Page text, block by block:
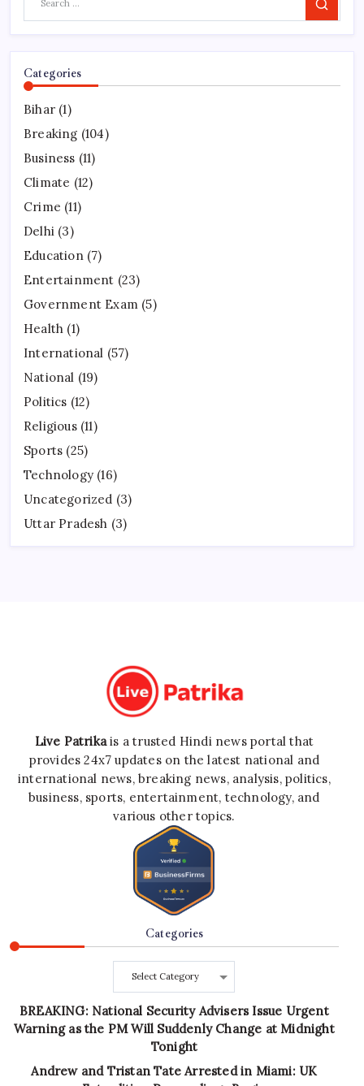
Search
Categories
Bihar (1)
Breaking (104)
Business (11)
Climate (12)
Crime (11)
Delhi (3)
Education (7)
Entertainment (23)
Government Exam (5)
Health (1)
International (57)
National (19)
Politics (12)
Religious(11)
Sports (25)
Technology (16)
Uncategorized (3)
Uttar Pradesh (3)
Live Patrikais a trusted Hindi news portal that
provides 24x7 updates on the latest national and
international news, breaking news, analysis, politics,
business, sports, entertainment, technology, and
various other topics.
Categories
Categories
BREAKING: National Security Advisers Issue Urgent
Warning as the PM Will Suddenly Change at Midnight
Tonight
Andrew and Tristan Tate Arrested in Miami: UK